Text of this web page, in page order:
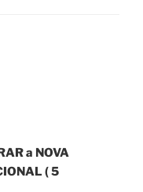
a NOVA
( 5